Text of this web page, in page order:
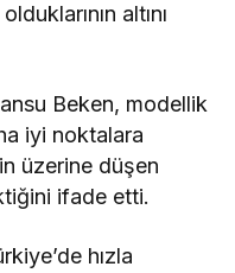
altını
Beken, modellik
iyi noktalara
üzerine düşen
ifade etti.
hızla